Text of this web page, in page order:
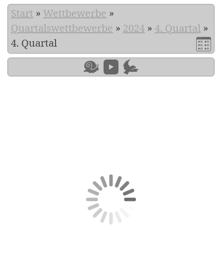
Start » Wettbewerbe »
Quartalswettbewerbe » 2024 » 4. Quartal »
4. Quartal